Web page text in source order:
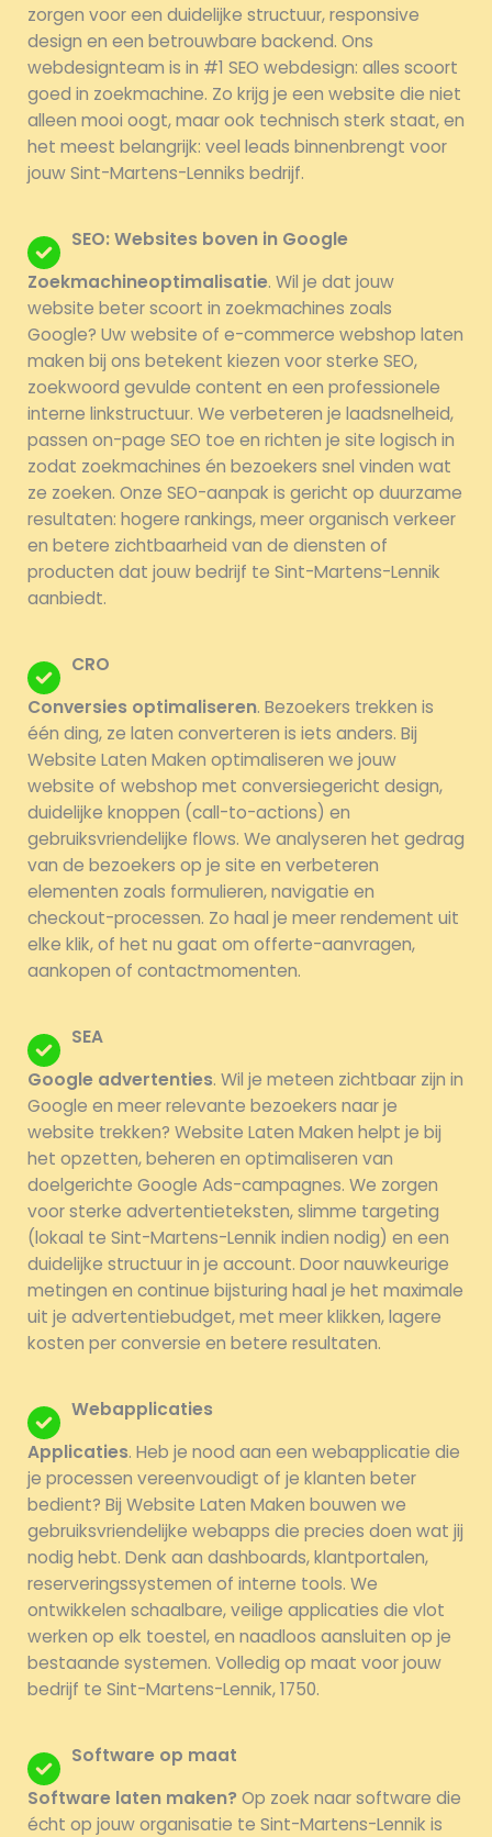
zorgen voor een duidelijke structuur, responsive
design en een betrouwbare backend. Ons
webdesignteam is in #1 SEO webdesign: alles scoort
goed in zoekmachine. Zo krijg je een website die niet
alleen mooi oogt, maar ook technisch sterk staat, en
het meest belangrijk: veel leads binnenbrengt voor
jouw Sint-Martens-Lenniks bedrijf.
SEO: Websites boven in Google
Zoekmachineoptimalisatie. Wil je dat jouw
website beter scoort in zoekmachines zoals
Google? Uw website of e-commerce webshop laten
maken bij ons betekent kiezen voor sterke SEO,
zoekwoord gevulde content en een professionele
interne linkstructuur. We verbeteren je laadsnelheid,
passen on-page SEO toe en richten je site logisch in
zodat zoekmachines én bezoekers snel vinden wat
ze zoeken. Onze SEO-aanpak is gericht op duurzame
resultaten: hogere rankings, meer organisch verkeer
en betere zichtbaarheid van de diensten of
producten dat jouw bedrijf te Sint-Martens-Lennik
aanbiedt.
CRO
Conversies optimaliseren. Bezoekers trekken is
één ding, ze laten converteren is iets anders. Bij
Website Laten Maken optimaliseren we jouw
website of webshop met conversiegericht design,
duidelijke knoppen (call-to-actions) en
gebruiksvriendelijke flows. We analyseren het gedrag
van de bezoekers op je site en verbeteren
elementen zoals formulieren, navigatie en
checkout-processen. Zo haal je meer rendement uit
elke klik, of het nu gaat om offerte-aanvragen,
aankopen of contactmomenten.
SEA
Google advertenties. Wil je meteen zichtbaar zijn in
Google en meer relevante bezoekers naar je
website trekken? Website Laten Maken helpt je bij
het opzetten, beheren en optimaliseren van
doelgerichte Google Ads-campagnes. We zorgen
voor sterke advertentieteksten, slimme targeting
(lokaal te Sint-Martens-Lennik indien nodig) en een
duidelijke structuur in je account. Door nauwkeurige
metingen en continue bijsturing haal je het maximale
uit je advertentiebudget, met meer klikken, lagere
kosten per conversie en betere resultaten.
Webapplicaties
Applicaties. Heb je nood aan een webapplicatie die
je processen vereenvoudigt of je klanten beter
bedient? Bij Website Laten Maken bouwen we
gebruiksvriendelijke webapps die precies doen wat jij
nodig hebt. Denk aan dashboards, klantportalen,
reserveringssystemen of interne tools. We
ontwikkelen schaalbare, veilige applicaties die vlot
werken op elk toestel, en naadloos aansluiten op je
bestaande systemen. Volledig op maat voor jouw
bedrijf te Sint-Martens-Lennik, 1750.
Software op maat
Software laten maken? Op zoek naar software die
écht op jouw organisatie te Sint-Martens-Lennik is